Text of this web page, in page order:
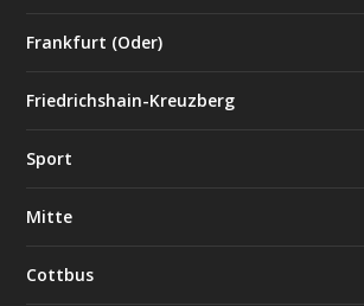
Frankfurt (Oder)
Friedrichshain-Kreuzberg
Sport
Mitte
Cottbus